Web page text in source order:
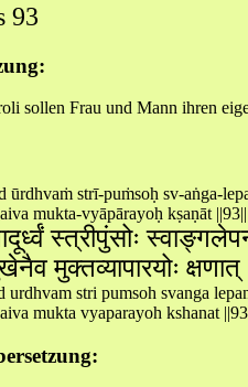
93
sollen Frau und Mann ihren
ūrdhvaṁ strī-puṁsoḥ sv-aṅga-
mukta-vyāpārayoḥ kṣaṇāt ||93||
स्त्रीपुंसोः
मुक्तव्यापारयोः
urdhvam stri pumsoh svanga
mukta vyaparayoh kshanat